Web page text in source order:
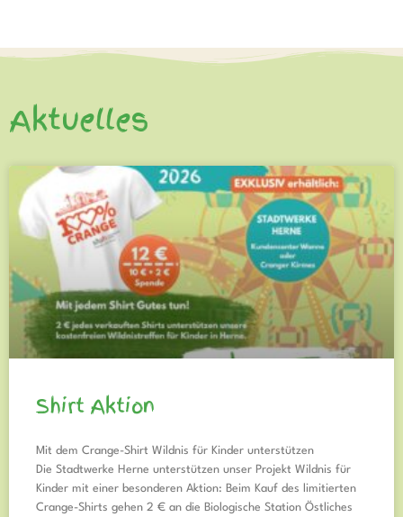
Aktuelles
Shirt Aktion
Mit dem Crange-Shirt Wildnis für Kinder unterstützen
Die Stadtwerke Herne unterstützen unser Projekt Wildnis für
Kinder mit einer besonderen Aktion: Beim Kauf des limitierten
Crange-Shirts gehen 2 € an die Biologische Station Östliches